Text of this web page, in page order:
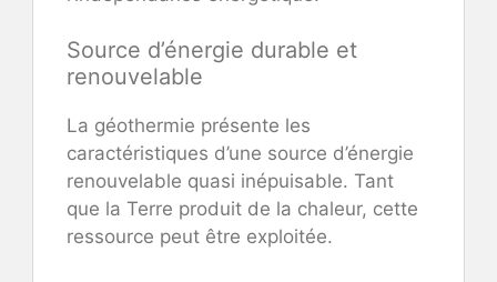
Source d’énergie durable et
renouvelable
La géothermie présente les
caractéristiques d’une source d’énergie
renouvelable quasi inépuisable. Tant
que la Terre produit de la chaleur, cette
ressource peut être exploitée.